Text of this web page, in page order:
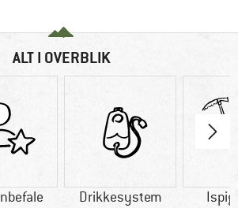
ALT I OVERBLIK
Drikkesystem